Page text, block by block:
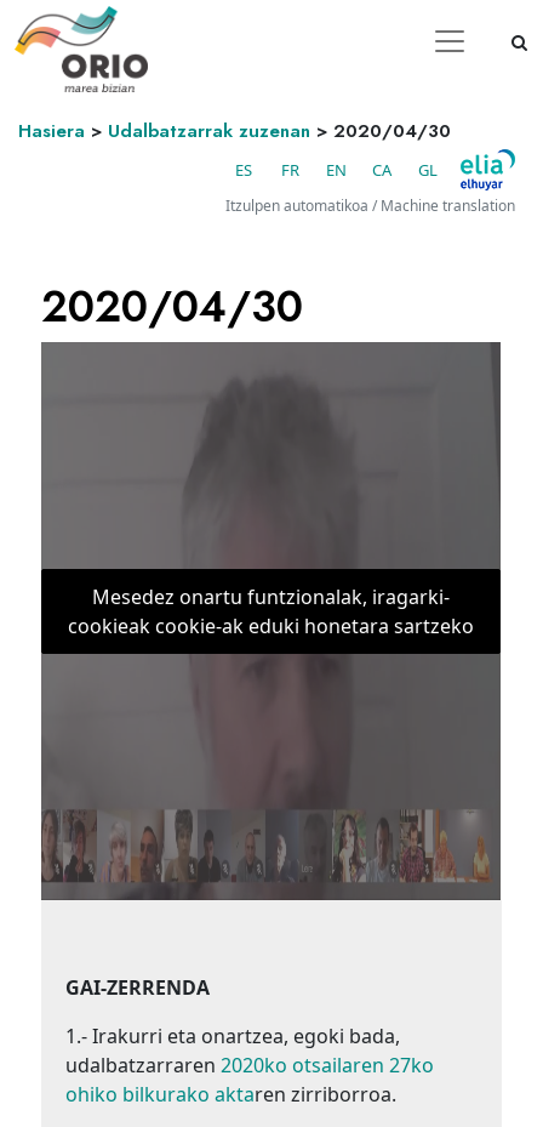
Hasiera > Udalbatzarrak zuzenan > 2020/04/30
ES FR EN CA GL
Itzulpen automatikoa / Machine translation
2020/04/30
Mesedez onartu funtzionalak, iragarki-
cookieak cookie-ak eduki honetara sartzeko
GAI-ZERRENDA
1.- Irakurri eta onartzea, egoki bada,
udalbatzarraren2020ko otsailaren 27ko
ohiko bilkurako aktaren zirriborroa.